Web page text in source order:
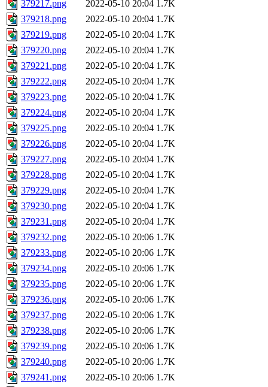
379217.png 2022-05-10 20:04 1.7K
379218.png
2022-05-10 20:04 1.7K
379219.png
2022-05-10 20:04 1.7K
379220.png
2022-05-10 20:04 1.7K
379221.png
2022-05-10 20:04 1.7K
379222.png
2022-05-10 20:04 1.7K
379223.png
2022-05-10 20:04 1.7K
379224.png
2022-05-10 20:04 1.7K
379225.png
2022-05-10 20:04 1.7K
379226.png
2022-05-10 20:04 1.7K
379227.png
2022-05-10 20:04 1.7K
379228.png
2022-05-10 20:04 1.7K
379229.png
2022-05-10 20:04 1.7K
379230.png
2022-05-10 20:04 1.7K
379231.png
2022-05-10 20:04 1.7K
379232.png
2022-05-10 20:06 1.7K
379233.png
2022-05-10 20:06 1.7K
379234.png
2022-05-10 20:06 1.7K
379235.png
2022-05-10 20:06 1.7K
379236.png
2022-05-10 20:06 1.7K
379237.png
2022-05-10 20:06 1.7K
379238.png
2022-05-10 20:06 1.7K
379239.png
2022-05-10 20:06 1.7K
379240.png
2022-05-10 20:06 1.7K
379241.png
2022-05-10 20:06 1.7K